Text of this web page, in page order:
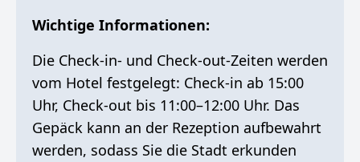
Wichtige Informationen:
Die Check-in- und Check-out-Zeiten werden
vom Hotel festgelegt: Check-in ab 15:00
Uhr, Check-out bis 11:00–12:00 Uhr. Das
Gepäck kann an der Rezeption aufbewahrt
werden, sodass Sie die Stadt erkunden